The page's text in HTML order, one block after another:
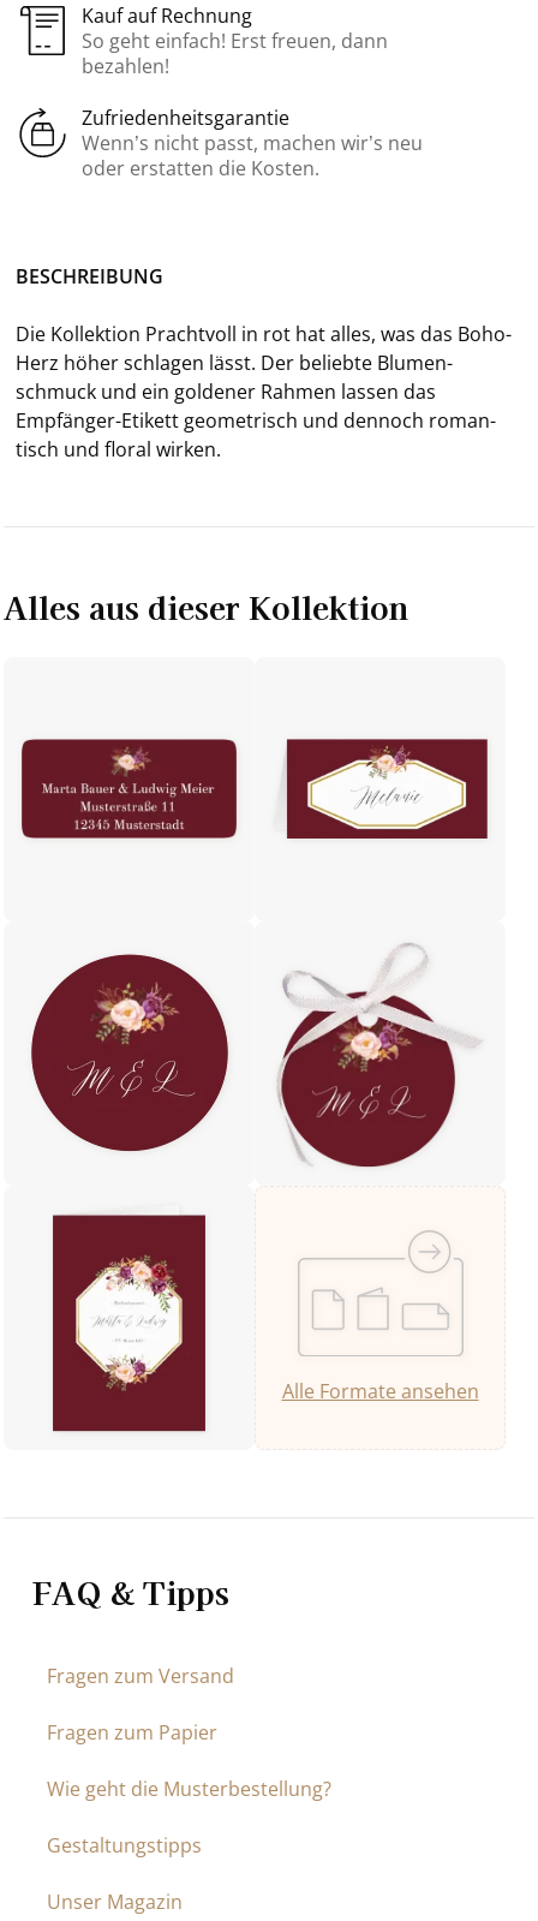
Kauf auf Rechnung
So geht einfach! Erst freuen, dann
bezahlen!
Zufriedenheitsgarantie
Wenn’s nicht passt, machen wir’s neu
oder erstatten die Kosten.
BE­SCHREI­BUNG
Die Kol­lek­ti­on Pracht­voll in rot hat alles, was das Boho-​
Herz höher schla­gen lässt. Der be­lieb­te Blu­men­
schmuck und ein gol­de­ner Rah­men las­sen das
Empfänger-​Etikett geo­me­trisch und den­noch ro­man­
tisch und flo­ral wir­ken.
Alles aus dieser Kollektion
Alle Formate ansehen
FAQ & Tipps
Fragen zum Versand
Fragen zum Papier
Wie geht die Musterbestellung?
Gestaltungstipps
Unser Magazin